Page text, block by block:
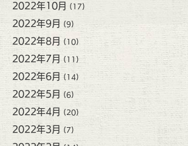
2022年10月 (17)
2022年9月 (9)
2022年8月 (10)
2022年7月 (11)
2022年6月 (14)
2022年5月 (6)
2022年4月 (20)
2022年3月 (7)